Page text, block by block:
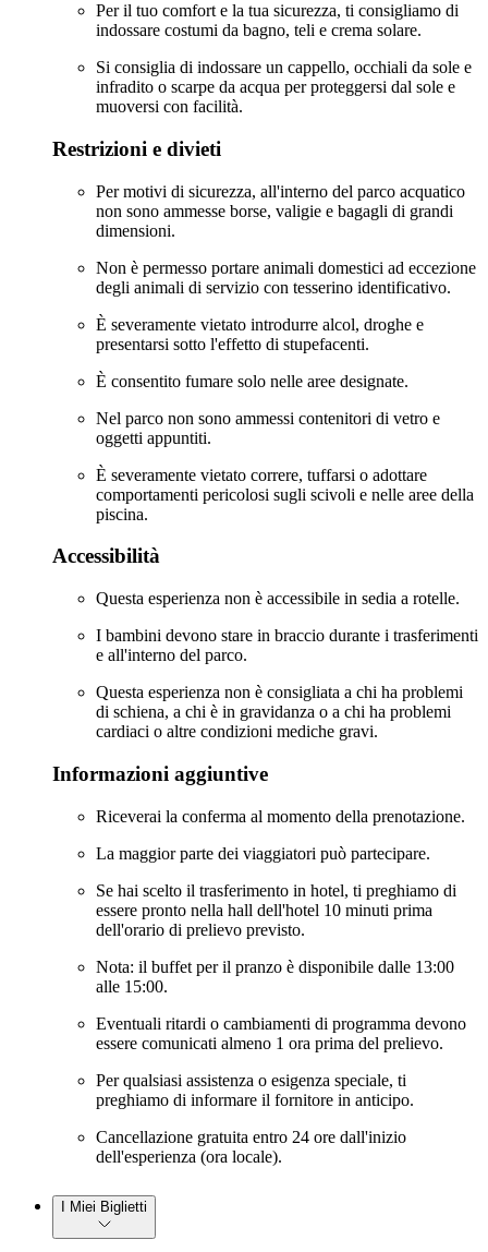
Per il tuo comfort e la tua sicurezza, ti consigliamo di
indossare costumi da bagno, teli e crema solare.
Si consiglia di indossare un cappello, occhiali da sole e
infradito o scarpe da acqua per proteggersi dal sole e
muoversi con facilità.
Restrizioni e divieti
Per motivi di sicurezza, all'interno del parco acquatico
non sono ammesse borse, valigie e bagagli di grandi
dimensioni.
Non è permesso portare animali domestici ad eccezione
degli animali di servizio con tesserino identificativo.
È severamente vietato introdurre alcol, droghe e
presentarsi sotto l'effetto di stupefacenti.
È consentito fumare solo nelle aree designate.
Nel parco non sono ammessi contenitori di vetro e
oggetti appuntiti.
È severamente vietato correre, tuffarsi o adottare
comportamenti pericolosi sugli scivoli e nelle aree della
piscina.
Accessibilità
Questa esperienza non è accessibile in sedia a rotelle.
I bambini devono stare in braccio durante i trasferimenti
e all'interno del parco.
Questa esperienza non è consigliata a chi ha problemi
di schiena, a chi è in gravidanza o a chi ha problemi
cardiaci o altre condizioni mediche gravi.
Informazioni aggiuntive
Riceverai la conferma al momento della prenotazione.
La maggior parte dei viaggiatori può partecipare.
Se hai scelto il trasferimento in hotel, ti preghiamo di
essere pronto nella hall dell'hotel 10 minuti prima
dell'orario di prelievo previsto.
Nota: il buffet per il pranzo è disponibile dalle 13:00
alle 15:00.
Eventuali ritardi o cambiamenti di programma devono
essere comunicati almeno 1 ora prima del prelievo.
Per qualsiasi assistenza o esigenza speciale, ti
preghiamo di informare il fornitore in anticipo.
Cancellazione gratuita entro 24 ore dall'inizio
dell'esperienza (ora locale).
I Miei Biglietti